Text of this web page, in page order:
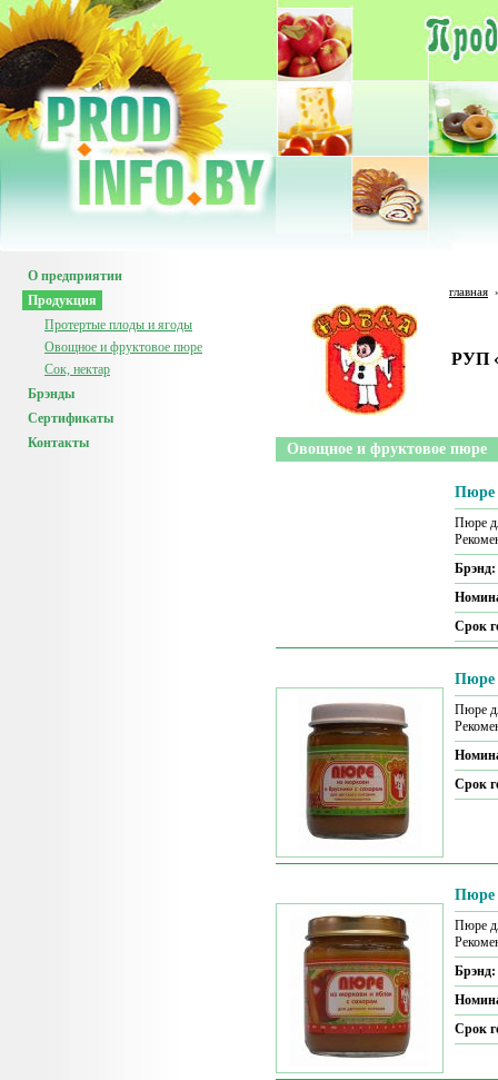
О предприятии
Продукция
Протертые плоды и ягоды
Овощное и фруктовое пюре
Сок, нектар
Брэнды
Сертификаты
Контакты
главная
РУП
Овощное и фруктовое пюре
Пюре
Пюре
Брэнд:
Срок
Пюре
Пюре
Срок
Пюре
Пюре
Брэнд:
Срок